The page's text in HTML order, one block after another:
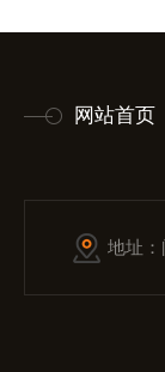
网站首页
地址